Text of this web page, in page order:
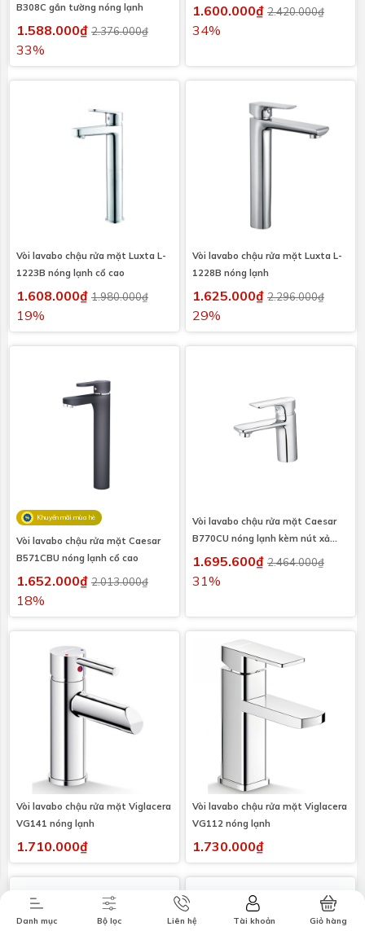
tiết
Thương hiệu Liên hệ Tin tức
B308C gắn tường nóng lạnh
1.588.000₫ 2.376.000₫
33%
1.600.000₫ 2.420.000₫
34%
Vòi lavabo chậu rửa mặt Luxta L-
1223B nóng lạnh cổ cao
1.608.000₫ 1.980.000₫
19%
Vòi lavabo chậu rửa mặt Luxta L-
1228B nóng lạnh
1.625.000₫ 2.296.000₫
29%
Khuyến mãi mùa hè
Vòi lavabo chậu rửa mặt Caesar
B571CBU nóng lạnh cổ cao
1.652.000₫ 2.013.000₫
18%
Vòi lavabo chậu rửa mặt Caesar
B770CU nóng lạnh kèm nút xả
nhấn
1.695.600₫ 2.464.000₫
31%
Vòi lavabo chậu rửa mặt Viglacera
VG141 nóng lạnh
1.710.000₫
Vòi lavabo chậu rửa mặt Viglacera
VG112 nóng lạnh
1.730.000₫
Danh mục Bộ lọc Liên hệ Tài khoản Giỏ hàng